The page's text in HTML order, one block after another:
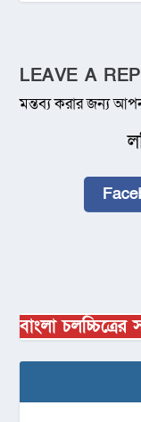
LEAVE A
মন্তব্য করার জন্য
বাংলা চলচ্চিত্রের